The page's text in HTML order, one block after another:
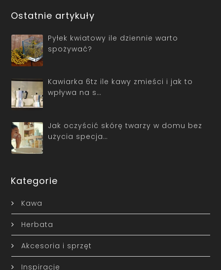
Ostatnie artykuły
Pyłek kwiatowy ile dziennie warto
spożywać?
Kawiarka 6tz ile kawy zmieści i jak to
wpływa na s…
Jak oczyścić skórę twarzy w domu bez
użycia specja…
Kategorie
Kawa
Herbata
Akcesoria i sprzęt
Inspiracje